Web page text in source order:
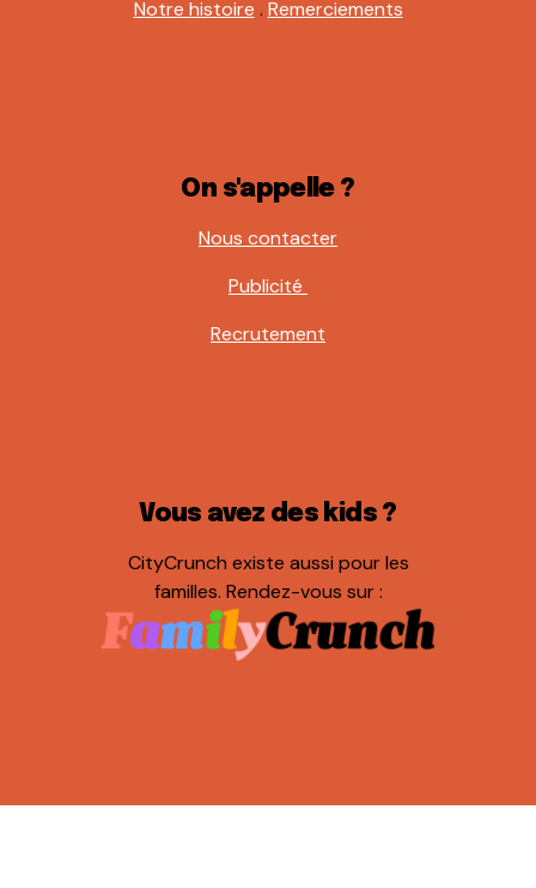
Notre histoire . Remerciements
On s'appelle ?
Nous contacter
Publicité
Recrutement
Vous avez des kids ?
CityCrunch existe aussi pour les
familles. Rendez-vous sur :